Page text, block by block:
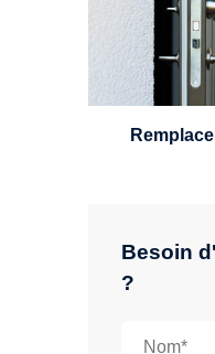
Besoin
?
leviers,